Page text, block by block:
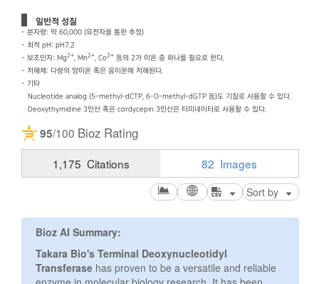
일반적 성질
- 분자량: 약 60,000 (유전자를 통한 추정)
- 최적 pH: pH7.2
- 보조인자: Mg2+, Mn2+, Co2+ 등의 2가 이온 중 하나를 필요로 한다.
- 저해제: 다량의 양이온 혹은 음이온에 저해된다.
- 기타
Nucleotide analog (5-methyl-dCTP, 6-O-methyl-dGTP 등)도 기질로 사용할 수 있다.
Deoxythymidine 3인산 혹은 cordycepin 3인산은 터미네이터로 사용할 수 있다.